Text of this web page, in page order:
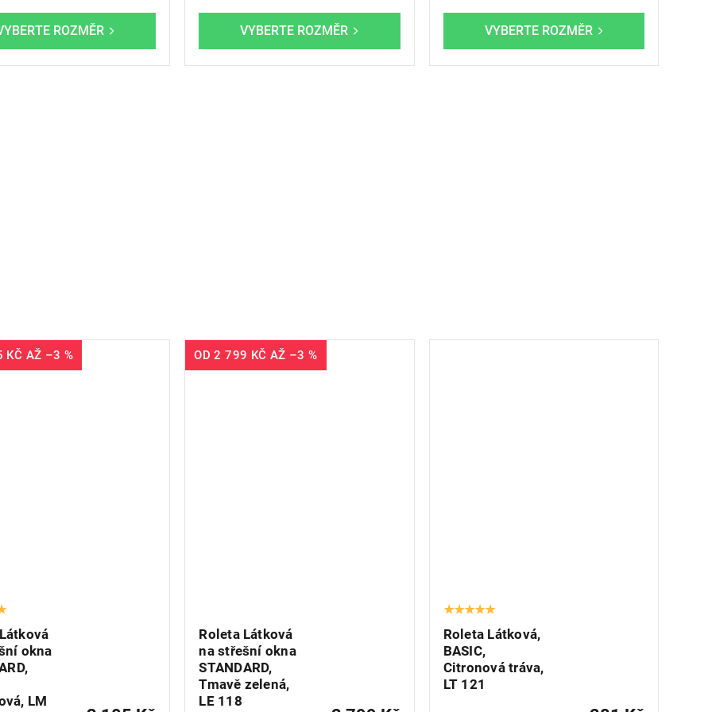
KČ AŽ –3 %
okna
LM
OD2 799 KČ AŽ –3 %
Roleta Látková
na střešní okna
STANDARD,
Tmavě zelená,
LE 118
Roleta Látková,
BASIC,
Citronová tráva,
LT 121